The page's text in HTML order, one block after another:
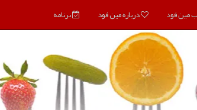
مین فود درباره مین فود برنامه